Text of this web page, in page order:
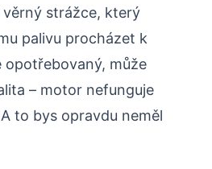
věrný strážce, který
palivu procházet k
opotřebovaný, může
– motor nefunguje
to bys opravdu neměl